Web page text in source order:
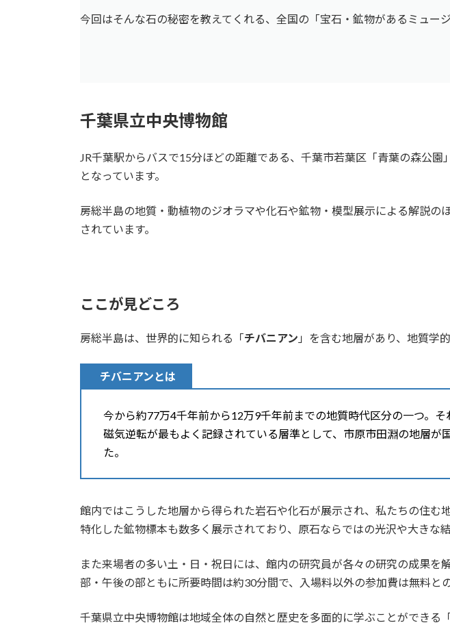
今回はそんな石の秘密を教えてくれる、全国の「宝石・鉱物があるミュー
千葉県立中央博物館
JR千葉駅からバスで15分ほどの距離である、千葉市若葉区「青葉の森公
となっています。
房総半島の地質・動植物のジオラマや化石や鉱物・模型展示による解説
されています。
ここが見どころ
房総半島は、世界的に知られる「チバニアン 」を含む地層があり、地質学
チバニアン とは
今から約77万4千年前から12万9千年前までの地質時代区分の一つ。
磁気逆転が最もよく記録されている層準として、市原市田淵の地層
た。
館内ではこうした地層から得られた岩石や化石が展示され、私たちの住
特化した鉱物標本も数多く展示されており、原石ならではの光沢や大きな
また来場者の多い土・日・祝日には、館内の研究員が各々の研究の成果
部・午後の部ともに所要時間は約30分間で、入場料以外の参加費は無料との
千葉県立中央博物館は地域全体の自然と歴史を多面的に学ぶことができ